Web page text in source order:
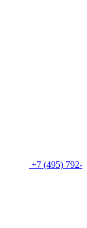
+7 (495) 792-